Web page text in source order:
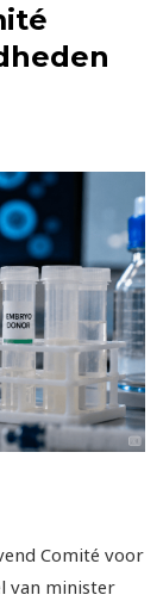
Comité voor
van minister